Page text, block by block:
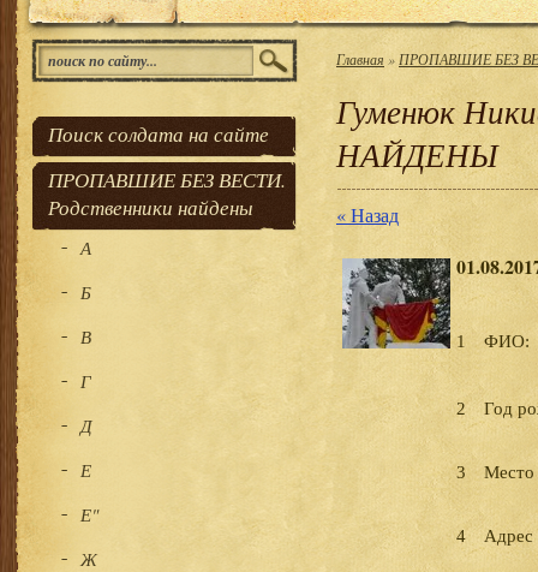
Главная » ПРОПАВШИЕ БЕЗ
Гуменюк
НАЙДЕНЫ
« Назад
1 ФИО:
2 Год
3 Место
4 Адрес
Поиск солдата на сайте
ПРОПАВШИЕ БЕЗ ВЕСТИ.
Родственники найдены
А
Б
В
Г
Д
Е
Е"
Ж